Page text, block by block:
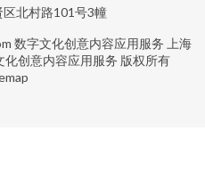
北村路101号3幢
数字文化创意内容应用服务 上海
化创意内容应用服务 版权所有